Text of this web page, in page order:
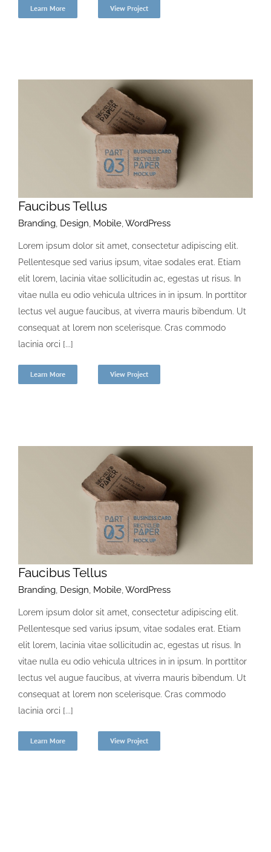
Learn More View Project
Faucibus Tellus
Branding, Design, Mobile,WordPress
Lorem ipsum dolor sit amet, consectetur adipiscing elit.
Pellentesque sed varius ipsum, vitae sodales erat. Etiam
elit lorem, lacinia vitae sollicitudin ac, egestas ut risus. In
vitae nulla eu odio vehicula ultrices in in ipsum. In porttitor
lectus vel augue faucibus, at viverra mauris bibendum. Ut
consequat at lorem non scelerisque. Cras commodo
lacinia orci [...]
Learn More View Project
Faucibus Tellus
Branding, Design, Mobile,WordPress
Lorem ipsum dolor sit amet, consectetur adipiscing elit.
Pellentesque sed varius ipsum, vitae sodales erat. Etiam
elit lorem, lacinia vitae sollicitudin ac, egestas ut risus. In
vitae nulla eu odio vehicula ultrices in in ipsum. In porttitor
lectus vel augue faucibus, at viverra mauris bibendum. Ut
consequat at lorem non scelerisque. Cras commodo
lacinia orci [...]
Learn More View Project